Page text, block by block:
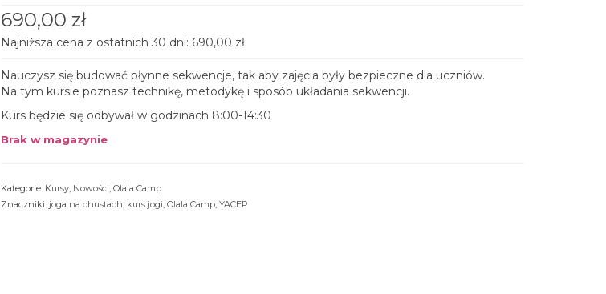
690,00 zł
Najniższa cena z ostatnich 30 dni: 690,00 zł.
Nauczysz się budować płynne sekwencje, tak aby zajęcia były bezpieczne dla uczniów.
Na tym kursie poznasz technikę, metodykę i sposób układania sekwencji.
Kurs będzie się odbywał w godzinach 8:00-14:30
Brak w magazynie
Kategorie: Kursy, Nowości, Olala Camp
Znaczniki: joga na chustach, kurs jogi, Olala Camp, YACEP